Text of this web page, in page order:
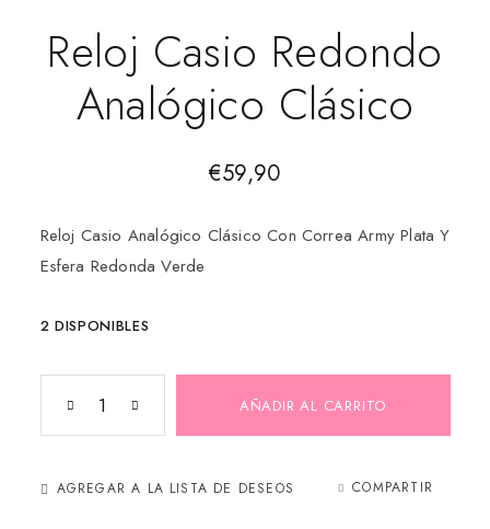
Reloj Casio Redondo
Analógico Clásico
€59,90
Reloj Casio Analógico Clásico Con Correa Army Plata Y
Esfera Redonda Verde
2 DISPONIBLES
AÑADIR AL CARRITO
AGREGAR A LA LISTA DE DESEOS COMPARTIR